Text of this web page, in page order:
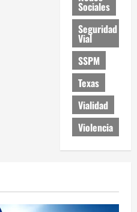
Sociales
Seguridad
Vial
SSPM
Texas
Vialidad
Violencia